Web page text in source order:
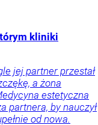
kliniki
jej partner przestał
a żona
estetyczna
partnera, by nauczył
od nowa.